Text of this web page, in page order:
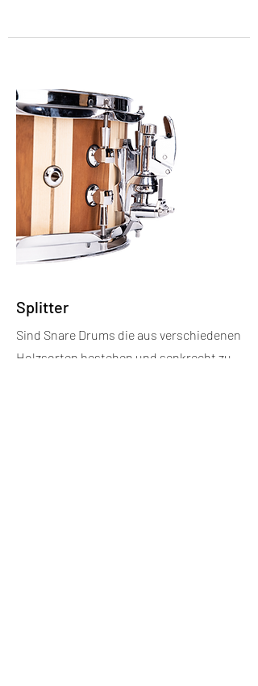
Splitter
Sind Snare Drums die aus verschiedenen
Holzsorten bestehen und senkrecht zu